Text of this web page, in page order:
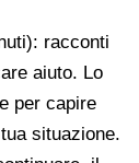
racconti
aiuto. Lo
per capire
situazione.